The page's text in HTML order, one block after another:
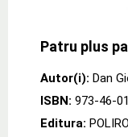
Patru plus
Autor(i): Dan
ISBN: 973-46-
Editura: